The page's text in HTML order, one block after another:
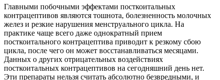
Главными побочными эффектами посткоитальных
контрацептивов являются тошнота, болезненность молочных
желез и резкие нарушения менструального цикла. На
практике чаще всего даже однократный прием
посткоитального контрацептива приводит к резкому сбою
цикла, после чего он может восстанавливаться месяцами.
Данных о других отрицательных воздействиях
посткоитальных контрацептивов на сегодняшний день нет.
Эти препараты нельзя считать абсолютно безвредными, и